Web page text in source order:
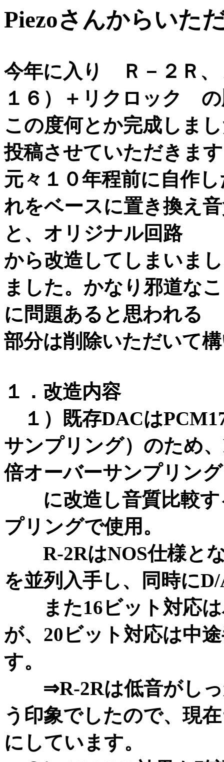
Piezoさんからいた
今年に入り Ｒ－２Ｒ、
１６）＋リクロック
この度何とか完成しま
投稿させていただきま
元々１０年程前に自作
れをベースに置き換え
と、オリジナル回路
から改造してしまいま
ました。かなり邪道な
に問題あると思われる
部分は削除いただいて
１．改造内容
１）既存DACは
サンプリング）のため
倍オーバーサンプリング
に改造し音質比較す
プリングで使用。
R-2RはNOS仕様とな
を並列入手し、同時に
また16ビット対応は
が、20ビット対応は中
す。
⇒R-2Rは低音がしっ
う印象でしたので、現
にしています。